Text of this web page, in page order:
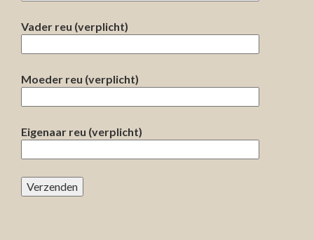
Vader reu (verplicht)
Moeder reu (verplicht)
Eigenaar reu (verplicht)